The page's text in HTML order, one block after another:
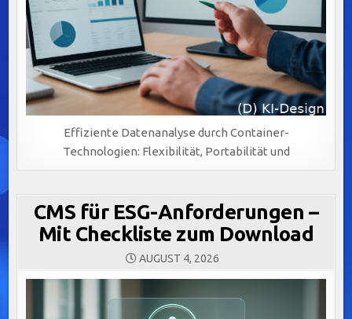
Effiziente Datenanalyse durch Container-
Technologien: Flexibilität, Portabilität und
CMS für ESG-Anforderungen –
Mit Checkliste zum Download
AUGUST 4, 2026